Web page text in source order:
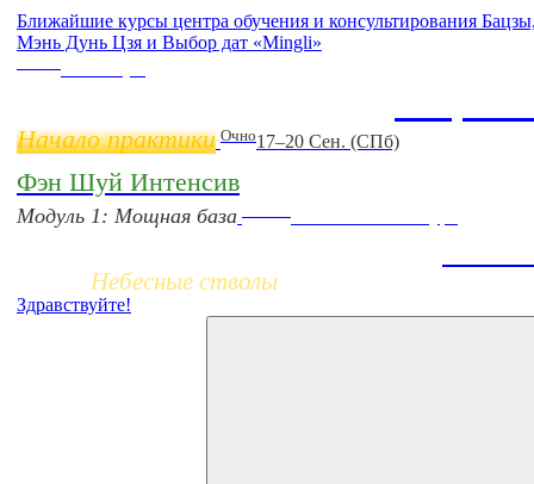
Ближайшие курсы центра обучения и консультирования
Мэнь Дунь Цзя и Выбор дат «Mingli»
Начало практики Очно17–20 Сен. (СПб)
Фэн Шуй Интенсив
Модуль 1: Мощная база
Небесные стволы
Здравствуйте!